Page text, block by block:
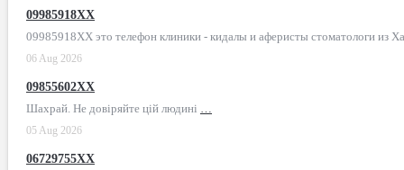
09985918XX
09985918XX это телефон клиники - кидалы и аферисты стоматологи из
06 Aug 2026
09855602XX
Шахрай. Не довіряйте цій людині …
05 Aug 2026
06729755XX